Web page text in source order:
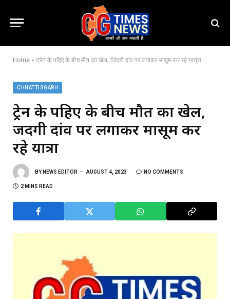
Home » ट्रेन के पहिए के बीच मौत का खेल, जिंदगी दांव पर लगाकर मासूम कर रहे यात्रा
CHHATTISGARH
ट्रेन के पहिए के बीच मौत का खेल,
जिंदगी दांव पर लगाकर मासूम कर
रहे यात्रा
BY NEWS EDITOR AUGUST 4, 2023 NO COMMENTS
2 MINS READ